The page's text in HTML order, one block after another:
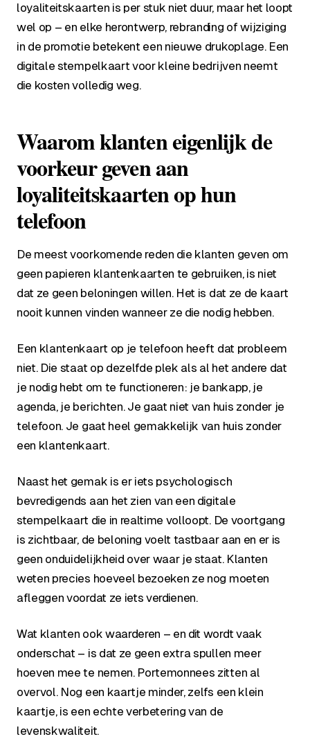
loyaliteitskaarten is per stuk niet duur, maar het loopt
wel op – en elke herontwerp, rebranding of wijziging
in de promotie betekent een nieuwe drukoplage. Een
digitale stempelkaart voor kleine bedrijven neemt
die kosten volledig weg.
Waarom klanten eigenlijk de
voorkeur geven aan
loyaliteitskaarten op hun
telefoon
De meest voorkomende reden die klanten geven om
geen papieren klantenkaarten te gebruiken, is niet
dat ze geen beloningen willen. Het is dat ze de kaart
nooit kunnen vinden wanneer ze die nodig hebben.
Een klantenkaart op je telefoon heeft dat probleem
niet. Die staat op dezelfde plek als al het andere dat
je nodig hebt om te functioneren: je bankapp, je
agenda, je berichten. Je gaat niet van huis zonder je
telefoon. Je gaat heel gemakkelijk van huis zonder
een klantenkaart.
Naast het gemak is er iets psychologisch
bevredigends aan het zien van een digitale
stempelkaart die in realtime volloopt. De voortgang
is zichtbaar, de beloning voelt tastbaar aan en er is
geen onduidelijkheid over waar je staat. Klanten
weten precies hoeveel bezoeken ze nog moeten
afleggen voordat ze iets verdienen.
Wat klanten ook waarderen – en dit wordt vaak
onderschat – is dat ze geen extra spullen meer
hoeven mee te nemen. Portemonnees zitten al
overvol. Nog een kaartje minder, zelfs een klein
kaartje, is een echte verbetering van de
levenskwaliteit.